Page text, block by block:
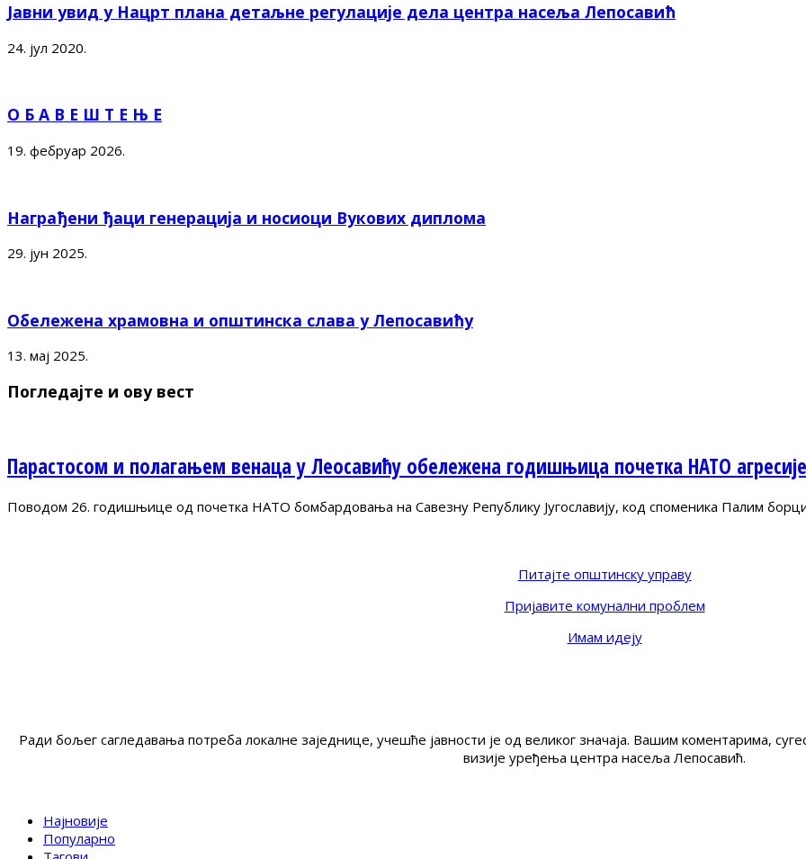
Јавни увид у Нацрт плана детаљне регулације дела центра насеља Лепосавић
24. јул 2020.
О Б А В Е Ш Т Е Њ Е
19. фебруар 2026.
Награђени ђаци генерација и носиоци Вукових диплома
29. јун 2025.
Обележена храмовна и општинска слава у Лепосавићу
13. мај 2025.
Погледајте и ову вест
Парастосом и полагањем венаца у Леосавићу обележена годишњица почетка НАТО агресије
Поводом 26. годишњице од почетка НАТО бомбардовања на Савезну Републику Југославију, код споменика Палим
Питајте општинску управу
Пријавите комунални проблем
Имам идеју
Ради бољег сагледавања потреба локалне заједнице, учешће јавности је од великог значаја. Вашим коментарима,
визије уређења центра насеља Лепосавић.
Најновије
Популарно